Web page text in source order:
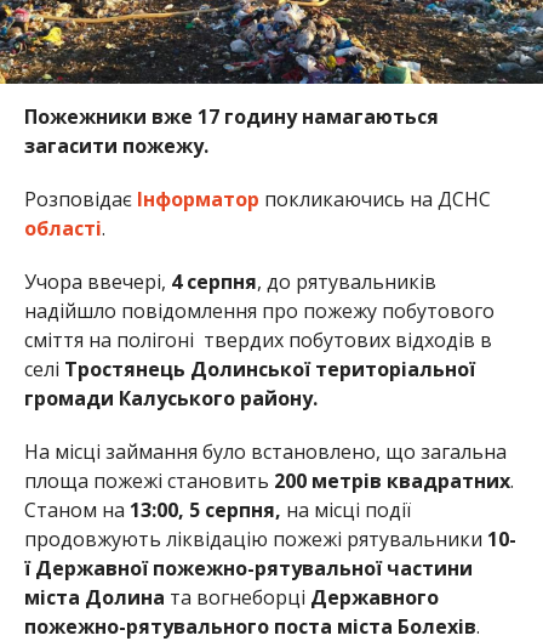
Пожежники вже 17 годину намагаються
загасити пожежу.
Розповідає Інформатор покликаючись на ДСНС
області.
Учора ввечері, 4 серпня, до рятувальників
надійшло повідомлення про пожежу побутового
сміття на полігоні твердих побутових відходів в
селі Тростянець Долинської територіальної
громади Калуського району.
На місці займання було встановлено, що загальна
площа пожежі становить 200 метрів квадратних.
Станом на 13:00, 5 серпня, на місці події
продовжують ліквідацію пожежі рятувальники 10-
ї Державної пожежно-рятувальної частини
міста Долина та вогнеборці Державного
пожежно-рятувального поста міста Болехів.